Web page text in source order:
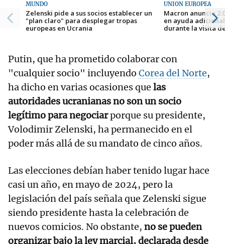
MUNDO
Zelenski pide a sus socios establecer un
"plan claro" para desplegar tropas
europeas en Ucrania
UNIÓN EUROPEA
Macron anuncia
en ayuda
durante la visita
Putin, que ha prometido colaborar con
"cualquier socio" incluyendo Corea del Norte,
ha dicho en varias ocasiones que las
autoridades ucranianas no son un socio
legítimo para negociarporque su presidente,
Volodimir Zelenski, ha permanecido en el
poder más allá de su mandato de cinco años.
Las elecciones debían haber tenido lugar hace
casi un año, en mayo de 2024, pero la
legislación del país señala que Zelenski sigue
siendo presidente hasta la celebración de
nuevos comicios. No obstante, no se pueden
organizar bajo la ley marcial, declarada desde